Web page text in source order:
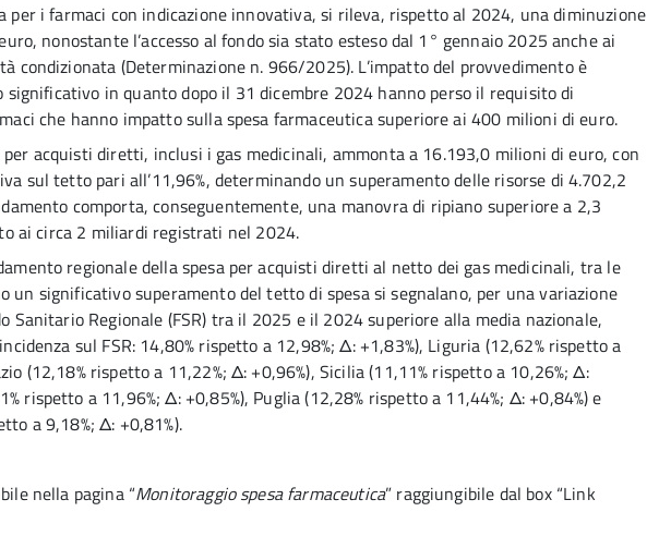
per i farmaci con indicazione innovativa, si rileva, rispetto al 2024, una diminuzione
nonostante l’accesso al fondo sia stato esteso dal 1° gennaio 2025 anche ai
condizionata (Determinazione n. 966/2025). L’impatto del provvedimento è
in quanto dopo il 31 dicembre 2024 hanno perso il requisito di
che hanno impatto sulla spesa farmaceutica superiore ai 400 milioni di euro.
per acquisti diretti, inclusi i gas medicinali, ammonta a 16.193,0 milioni di euro, con
sul tetto pari all’11,96%, determinando un superamento delle risorse di 4.702,2
comporta, conseguentemente, una manovra di ripiano superiore a 2,3
ai circa 2 miliardi registrati nel 2024.
regionale della spesa per acquisti diretti al netto dei gas medicinali, tra le
un significativo superamento del tetto di spesa si segnalano, per una variazione
Sanitario Regionale (FSR) tra il 2025 e il 2024 superiore alla media nazionale,
sul FSR: 14,80% rispetto a 12,98%; Δ: +1,83%), Liguria (12,62% rispetto a
(12,18% rispetto a 11,22%; Δ: +0,96%), Sicilia (11,11% rispetto a 10,26%; Δ:
rispetto a 11,96%; Δ: +0,85%), Puglia (12,28% rispetto a 11,44%; Δ: +0,84%) e
a 9,18%; Δ: +0,81%).
nella pagina “Monitoraggio spesa farmaceutica” raggiungibile dal box “Link